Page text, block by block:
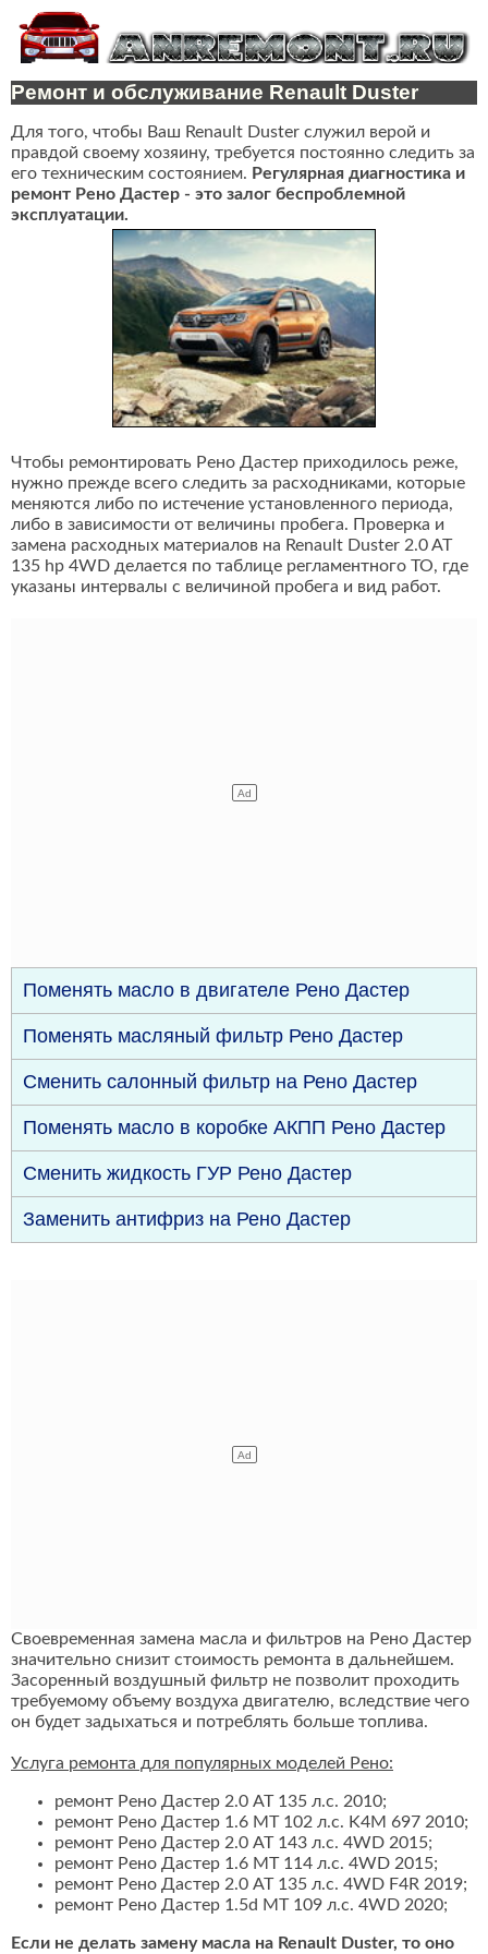
Ремонт и обслуживание Renault Duster
Для того, чтобы Ваш Renault Duster служил верой и
правдой своему хозяину, требуется постоянно следить за
его техническим состоянием. Регулярная диагностика и
ремонт Рено Дастер - это залог беспроблемной
эксплуатации.
Чтобы ремонтировать Рено Дастер приходилось реже,
нужно прежде всего следить за расходниками, которые
меняются либо по истечение установленного периода,
либо в зависимости от величины пробега. Проверка и
замена расходных материалов на Renault Duster 2.0 AT
135 hp 4WD делается по таблице регламентного ТО, где
указаны интервалы с величиной пробега и вид работ.
Поменять масло в двигателе Рено Дастер
Поменять масляный фильтр Рено Дастер
Сменить салонный фильтр на Рено Дастер
Поменять масло в коробке АКПП Рено Дастер
Сменить жидкость ГУР Рено Дастер
Заменить антифриз на Рено Дастер
Своевременная замена масла и фильтров на Рено Дастер
значительно снизит стоимость ремонта в дальнейшем.
Засоренный воздушный фильтр не позволит проходить
требуемому объему воздуха двигателю, вследствие чего
он будет задыхаться и потреблять больше топлива.
Услуга ремонта для популярных моделей Рено:
ремонт Рено Дастер 2.0 AT 135 л.с. 2010;
ремонт Рено Дастер 1.6 MT 102 л.с. K4M 697 2010;
ремонт Рено Дастер 2.0 AT 143 л.с. 4WD 2015;
ремонт Рено Дастер 1.6 MT 114 л.с. 4WD 2015;
ремонт Рено Дастер 2.0 AT 135 л.с. 4WD F4R 2019;
ремонт Рено Дастер 1.5d MT 109 л.с. 4WD 2020;
Если не делать замену масла на Renault Duster, то оно